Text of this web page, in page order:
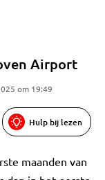
Airport
om 19:49
Hulp bij lezen
maanden van